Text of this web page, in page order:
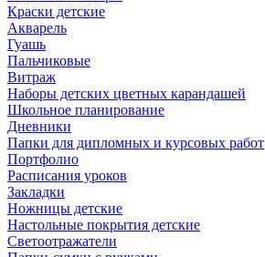
Краски детские
Акварель
Гуашь
Пальчиковые
Витраж
Наборы детских цветных карандашей
Школьное планирование
Дневники
Папки для дипломных и курсовых работ
Портфолио
Расписания уроков
Закладки
Ножницы детские
Настольные покрытия детские
Светоотражатели